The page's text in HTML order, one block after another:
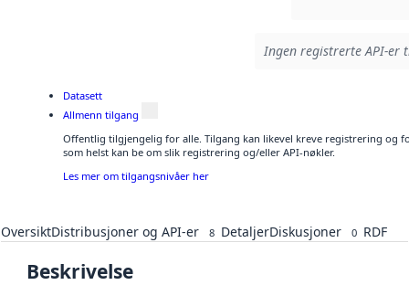
Ingen registrerte API-er
Datasett
Allmenn tilgang
Offentlig tilgjengelig for alle. Tilgang kan likevel kreve registrering og
som helst kan be om slik registrering og/eller API-nøkler.
Les mer om tilgangsnivåer her
OversiktDistribusjoner og API-er 8 DetaljerDiskusjoner 0 RDF
Beskrivelse